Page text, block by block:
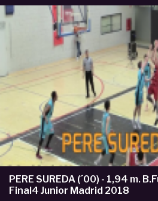
PERE SUREDA (´00) - 1,94 m.
Final4 Junior Madrid 2018